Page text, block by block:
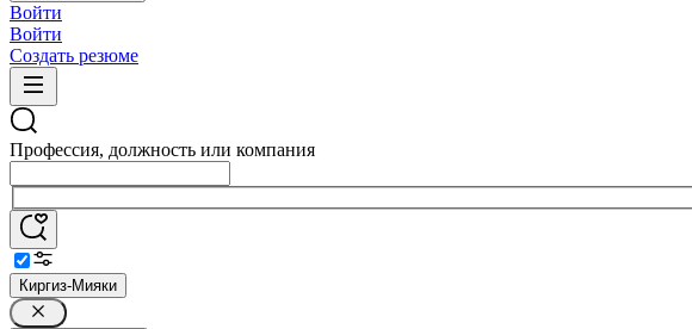
Войти
Войти
Создать резюме
Профессия, должность или компания
Киргиз-Мияки